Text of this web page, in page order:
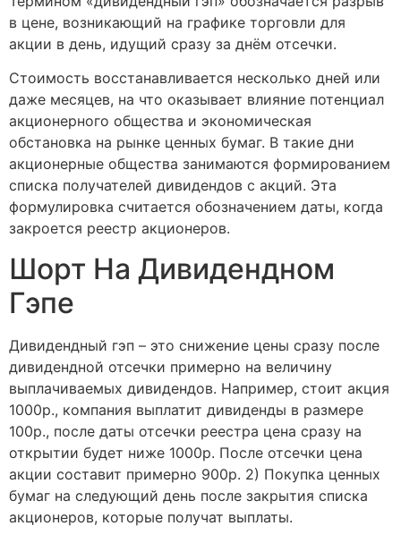
в цене, возникающий на графике торговли для
акции в день, идущий сразу за днём отсечки.
Стоимость восстанавливается несколько дней или
даже месяцев, на что оказывает влияние потенциал
акционерного общества и экономическая
обстановка на рынке ценных бумаг. В такие дни
акционерные общества занимаются формированием
списка получателей дивидендов с акций. Эта
формулировка считается обозначением даты, когда
закроется реестр акционеров.
Шорт На Дивидендном
Гэпе
Дивидендный гэп – это снижение цены сразу после
дивидендной отсечки примерно на величину
выплачиваемых дивидендов. Например, стоит акция
1000р., компания выплатит дивиденды в размере
100р., после даты отсечки реестра цена сразу на
открытии будет ниже 1000р. После отсечки цена
акции составит примерно 900р. 2) Покупка ценных
бумаг на следующий день после закрытия списка
акционеров, которые получат выплаты.